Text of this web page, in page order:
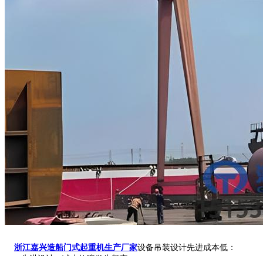
浙江嘉兴造船门式起重机生产厂家设备吊装设计先进成本低：